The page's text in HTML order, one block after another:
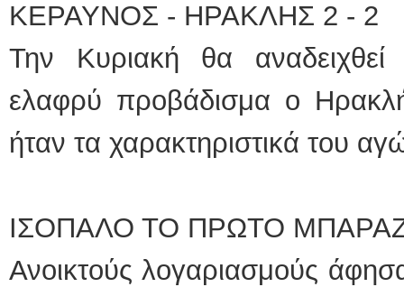
ΚΕΡΑΥΝΟΣ - ΗΡΑΚΛΗΣ 2 - 2
Την Κυριακή θα
ελαφρύ προβάδισμα ο
ήταν τα χαρακτηριστικά του
ΙΣΟΠΑΛΟ ΤΟ ΠΡΩΤΟ
Ανοικτούς λογαριασμούς